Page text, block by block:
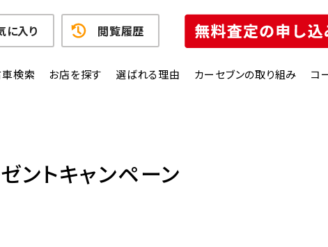
検索 お店を探す 選ばれる理由 カーセブンの取り組み コ
に入り 閲覧履歴
ントキャンペーン